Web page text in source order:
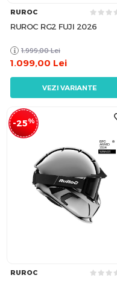
RUROC
RUROC RG2 FUJI 2026
1.999,00 Lei
1.099,00 Lei
VEZI VARIANTE
-25%
RUROC